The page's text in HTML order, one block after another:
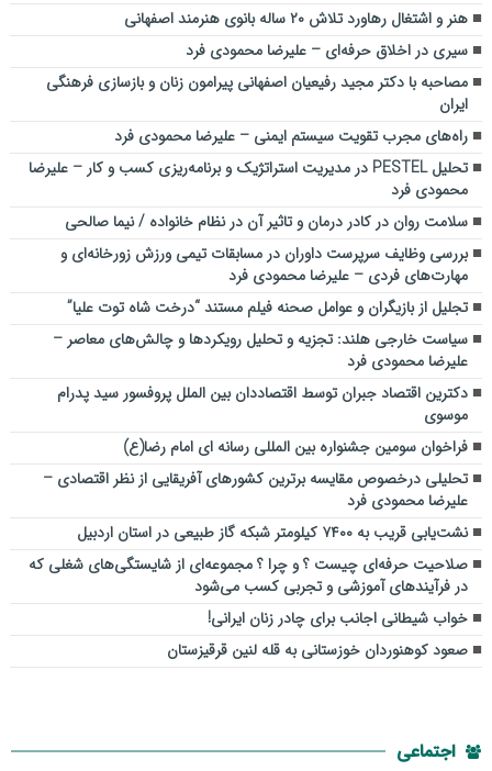
هنر و اشتغال رهاورد تلاش ۲۰ ساله بانوی هنرمند اصفهانی
سیری در اخلاق حرفه‌ای – علیرضا محمودی فرد
مصاحبه با دکتر مجید رفیعیان اصفهانی پیرامون زنان و بازسازی فرهنگی
ایران
راه‌های مجرب تقویت سیستم ایمنی – علیرضا محمودی فرد
تحلیل PESTEL در مدیریت استراتژیک و برنامه‌ریزی کسب و کار – علیرضا
محمودی فرد
سلامت روان در کادر درمان و تاثیر آن در نظام خانواده / نیما صالحی
بررسی وظايف سرپرست داوران در مسابقات تیمي ورزش زورخانه‌ای و
مهارت‌های فردی – علیرضا محمودی فرد
تجلیل از بازیگران و عوامل صحنه فیلم مستند “درخت شاه توت علیا”
سیاست خارجی هلند: تجزیه و تحلیل رویکردها و چالش‌های معاصر –
علیرضا محمودی فرد
دکترین اقتصاد جبران توسط اقتصاددان بین الملل پروفسور سید پدرام
موسوی
فراخوان سومین جشنواره بین المللی رسانه ای امام رضا(ع)
تحلیلی درخصوص مقایسه برترین کشورهای آفریقایی از نظر اقتصادی –
علیرضا محمودی فرد
نشت‌یابی قریب به ۷۴۰۰ کیلومتر شبکه گاز طبیعی در استان اردبیل
صلاحیت حرفه‌ای چیست ؟ و چرا ؟ مجموعه‌ای از شایستگی‌های شغلی که
در فرآیندهای آموزشی و تجربی کسب می‌شود
خواب شیطانی اجانب برای چادر زنان ایرانی!
صعود کوهنوردان خوزستانی به قله لنین قرقیزستان
اجتماعی